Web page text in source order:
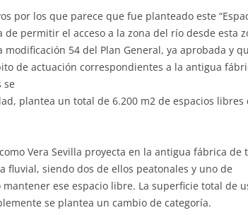
por los que parece que fue planteado este
de permitir el acceso a la zona del río desde esta
modificación 54 del Plan General, ya aprobada y
de actuación correspondientes a la antigua
se
plantea un total de 6.200 m2 de espacios libres
Vera Sevilla proyecta en la antigua fábrica de
fluvial, siendo dos de ellos peatonales y uno de
ese espacio libre. La superficie total de
se plantea un cambio de categoría.